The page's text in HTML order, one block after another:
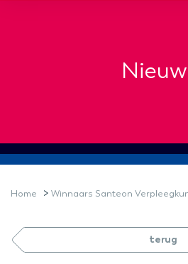
Home > Winnaars Santeon
terug